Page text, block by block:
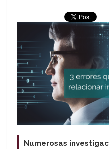
Numerosas